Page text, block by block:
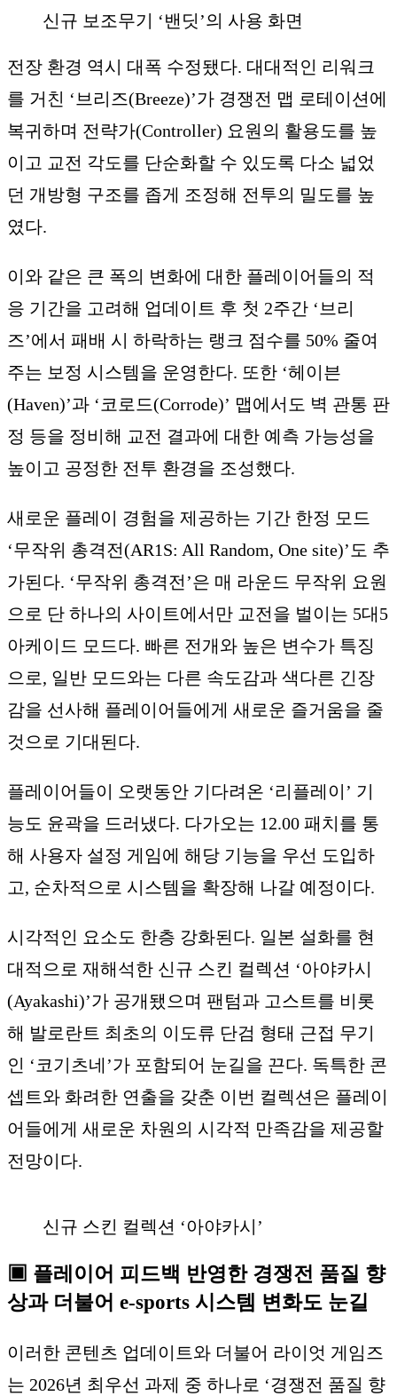
신규 보조무기 ‘밴딧’의 사용 화면
전장 환경 역시 대폭 수정됐다. 대대적인 리워크
를 거친 ‘브리즈(Breeze)’가 경쟁전 맵 로테이션에
복귀하며 전략가(Controller) 요원의 활용도를 높
이고 교전 각도를 단순화할 수 있도록 다소 넓었
던 개방형 구조를 좁게 조정해 전투의 밀도를 높
였다.
이와 같은 큰 폭의 변화에 대한 플레이어들의 적
응 기간을 고려해 업데이트 후 첫 2주간 ‘브리
즈’에서 패배 시 하락하는 랭크 점수를 50% 줄여
주는 보정 시스템을 운영한다. 또한 ‘헤이븐
(Haven)’과 ‘코로드(Corrode)’ 맵에서도 벽 관통 판
정 등을 정비해 교전 결과에 대한 예측 가능성을
높이고 공정한 전투 환경을 조성했다.
새로운 플레이 경험을 제공하는 기간 한정 모드
‘무작위 총격전(AR1S: All Random, One site)’도 추
가된다. ‘무작위 총격전’은 매 라운드 무작위 요원
으로 단 하나의 사이트에서만 교전을 벌이는 5대5
아케이드 모드다. 빠른 전개와 높은 변수가 특징
으로, 일반 모드와는 다른 속도감과 색다른 긴장
감을 선사해 플레이어들에게 새로운 즐거움을 줄
것으로 기대된다.
플레이어들이 오랫동안 기다려온 ‘리플레이’ 기
능도 윤곽을 드러냈다. 다가오는 12.00 패치를 통
해 사용자 설정 게임에 해당 기능을 우선 도입하
고, 순차적으로 시스템을 확장해 나갈 예정이다.
시각적인 요소도 한층 강화된다. 일본 설화를 현
대적으로 재해석한 신규 스킨 컬렉션 ‘아야카시
(Ayakashi)’가 공개됐으며 팬텀과 고스트를 비롯
해 발로란트 최초의 이도류 단검 형태 근접 무기
인 ‘코기츠네’가 포함되어 눈길을 끈다. 독특한 콘
셉트와 화려한 연출을 갖춘 이번 컬렉션은 플레이
어들에게 새로운 차원의 시각적 만족감을 제공할
전망이다.
신규 스킨 컬렉션 ‘아야카시’
▣ 플레이어 피드백 반영한 경쟁전 품질 향
상과 더불어 e-sports 시스템 변화도 눈길
이러한 콘텐츠 업데이트와 더불어 라이엇 게임즈
는 2026년 최우선 과제 중 하나로 ‘경쟁전 품질 향